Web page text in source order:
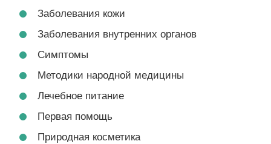
Заболевания кожи
Заболевания внутренних органов
Симптомы
Методики народной медицины
Лечебное питание
Первая помощь
Природная косметика